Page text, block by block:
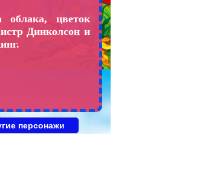
облака, цветок
Динколсон и
персонажи